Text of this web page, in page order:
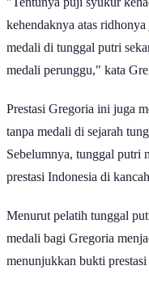
kehendaknya atas
medali di tunggal putri
medali perunggu," kata
Prestasi Gregoria ini juga
tanpa medali di sejarah
Sebelumnya, tunggal putri
prestasi Indonesia di
Menurut pelatih tunggal
medali bagi Gregoria
menunjukkan bukti